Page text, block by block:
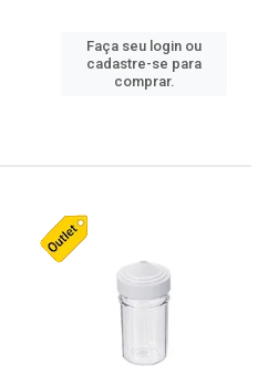
Faça seu login ou
cadastre-se para
comprar.